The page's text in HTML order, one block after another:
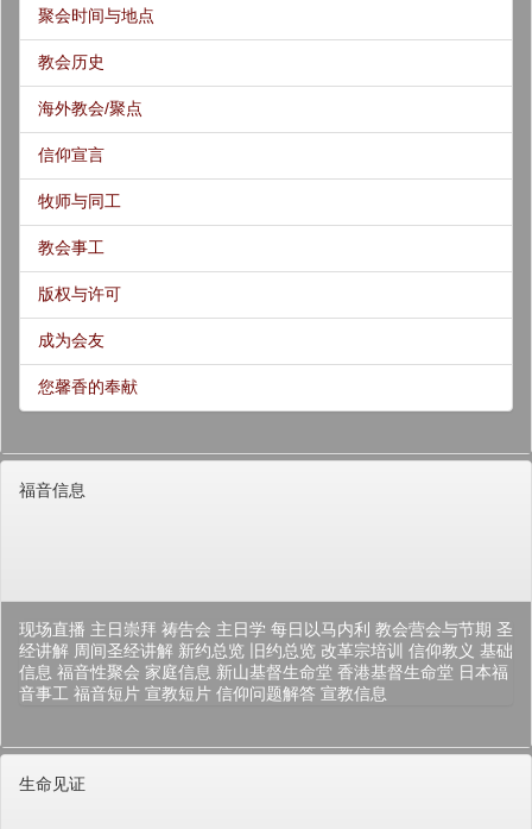
聚会时间与地点
教会历史
海外教会/聚点
信仰宣言
牧师与同工
教会事工
版权与许可
成为会友
您馨香的奉献
福音信息
现场直播 主日崇拜 祷告会 主日学 每日以马内利 教会营会与节期 圣
经讲解 周间圣经讲解 新约总览 旧约总览 改革宗培训 信仰教义 基础
信息 福音性聚会 家庭信息 新山基督生命堂 香港基督生命堂 日本福
音事工 福音短片 宣教短片 信仰问题解答 宣教信息
生命见证